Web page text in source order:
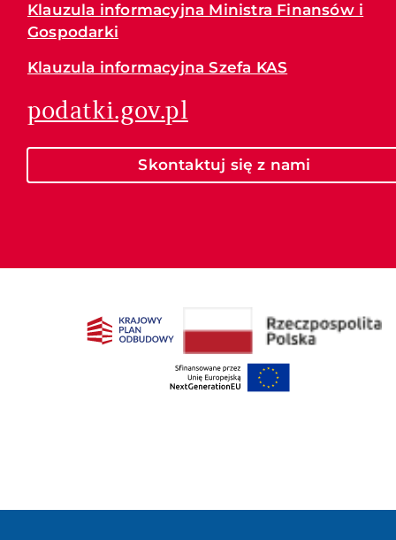
Klauzula informacyjna Ministra Finansów i
Gospodarki
Klauzula informacyjna Szefa KAS
podatki.gov.pl
Skontaktuj się z nami